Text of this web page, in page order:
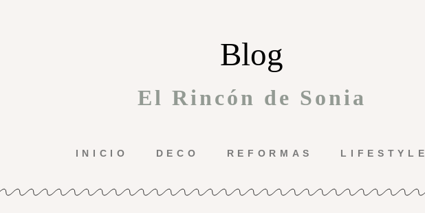
Blog
El Rincón de Sonia
INICIO DECO REFORMAS LIFESTYLE